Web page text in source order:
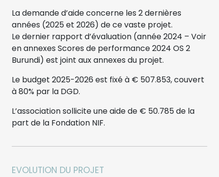
La demande d’aide concerne les 2 dernières
années (2025 et 2026) de ce vaste projet.
Le dernier rapport d’évaluation (année 2024 – Voir
en annexes Scores de performance 2024 OS 2
Burundi) est joint aux annexes du projet.
Le budget 2025-2026 est fixé à € 507.853, couvert
à 80% par la DGD.
L’association sollicite une aide de € 50.785 de la
part de la Fondation NIF.
EVOLUTION DU PROJET